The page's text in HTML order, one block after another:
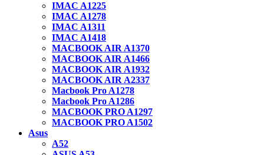
IMAC A1225
IMAC A1278
IMAC A1311
IMAC A1418
MACBOOK AIR A1370
MACBOOK AIR A1466
MACBOOK AIR A1932
MACBOOK AIR A2337
Macbook Pro A1278
Macbook Pro A1286
MACBOOK PRO A1297
MACBOOK PRO A1502
Asus
A52